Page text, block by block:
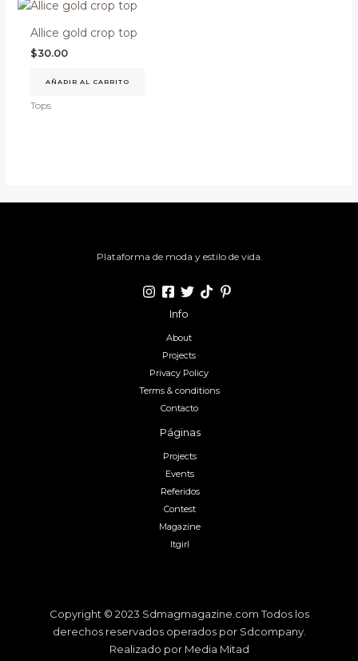
Allice gold crop top
$30.00
AÑADIR AL CARRITO
Tops
Plataforma de moda y estilo de vida.
Info
About
Projects
Privacy Policy
Terms & conditions
Contacto
Páginas
Projects
Events
Referidos
Contest
Magazine
Itgirl
Copyright © 2023 Sdmagmagazine.com Todos los
derechos reservados operados por Sdcompany.
Realizado por Media Mitad